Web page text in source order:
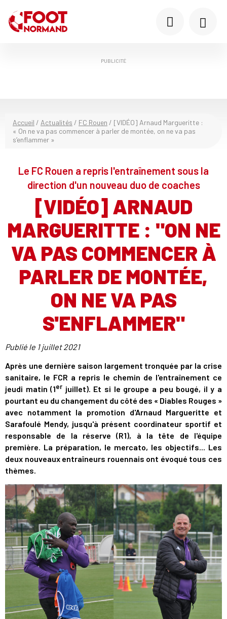
PUBLICITÉ
Accueil / Actualités / FC Rouen / [VIDÉO] Arnaud Margueritte :
« On ne va pas commencer à parler de montée, on ne va pas
s’enflammer »
Le FC Rouen a repris l'entraînement sous la
direction d'un nouveau duo de coaches
[VIDÉO] ARNAUD
MARGUERITTE : "ON NE
VA PAS COMMENCER À
PARLER DE MONTÉE,
ON NE VA PAS
S'ENFLAMMER"
Publié le 1 juillet 2021
Après une dernière saison largement tronquée par la crise
sanitaire, le FCR a repris le chemin de l'entraînement ce
jeudi matin (1er juillet). Et si le groupe a peu bougé, il y a
pourtant eu du changement du côté des « Diables Rouges »
avec notamment la promotion d'Arnaud Margueritte et
Sarafoulé Mendy, jusqu'à présent coordinateur sportif et
responsable de la réserve (R1), à la tête de l'équipe
première. La préparation, le mercato, les objectifs... Les
deux nouveaux entraîneurs rouennais ont évoqué tous ces
thèmes.